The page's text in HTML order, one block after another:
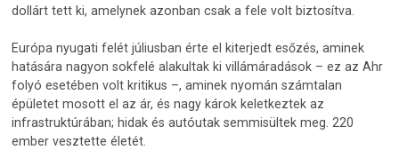
dollárt tett ki, amelynek azonban csak a fele volt biztosítva.
Európa nyugati felét júliusban érte el kiterjedt esőzés, aminek
hatására nagyon sokfelé alakultak ki villámáradások – ez az Ahr
folyó esetében volt kritikus –, aminek nyomán számtalan
épületet mosott el az ár, és nagy károk keletkeztek az
infrastruktúrában; hidak és autóutak semmisültek meg. 220
ember vesztette életét.